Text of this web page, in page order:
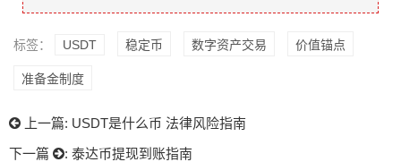
标签： USDT 稳定币 数字资产交易 价值锚点
准备金制度
上一篇: USDT是什么币 法律风险指南
下一篇
: 泰达币提现到账指南